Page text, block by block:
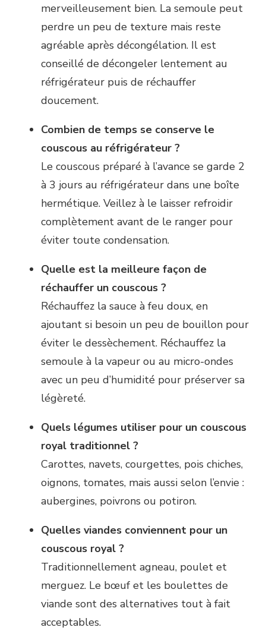
merveilleusement bien. La semoule peut
perdre un peu de texture mais reste
agréable après décongélation. Il est
conseillé de décongeler lentement au
réfrigérateur puis de réchauffer
doucement.
Combien de temps se conserve le
couscous au réfrigérateur ?
Le couscous préparé à l’avance se garde 2
à 3 jours au réfrigérateur dans une boîte
hermétique. Veillez à le laisser refroidir
complètement avant de le ranger pour
éviter toute condensation.
Quelle est la meilleure façon de
réchauffer un couscous ?
Réchauffez la sauce à feu doux, en
ajoutant si besoin un peu de bouillon pour
éviter le dessèchement. Réchauffez la
semoule à la vapeur ou au micro-ondes
avec un peu d’humidité pour préserver sa
légèreté.
Quels légumes utiliser pour un couscous
royal traditionnel ?
Carottes, navets, courgettes, pois chiches,
oignons, tomates, mais aussi selon l’envie :
aubergines, poivrons ou potiron.
Quelles viandes conviennent pour un
couscous royal ?
Traditionnellement agneau, poulet et
merguez. Le bœuf et les boulettes de
viande sont des alternatives tout à fait
acceptables.